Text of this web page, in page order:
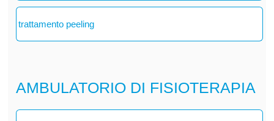
trattamento peeling
AMBULATORIO DI FISIOTERAPIA